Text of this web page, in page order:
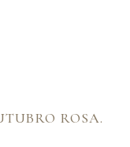
ROSA.